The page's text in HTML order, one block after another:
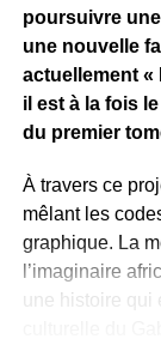
poursuivre
une nouvelle
actuellement «
il est à la fois
du premier
À travers ce
mêlant les
graphique. La
l’imaginaire
une histoire qui